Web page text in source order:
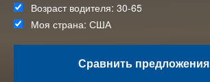
Возраст водителя: 30-65
Моя страна: США
Сравнить предложения